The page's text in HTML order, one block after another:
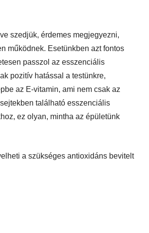
szedjük, érdemes megjegyezni,
működnek. Esetünkben azt fontos
passzol az esszenciális
pozitív hatással a testünkre,
az E-vitamin, ami nem csak az
található esszenciális
ez olyan, mintha az épületünk
a szükséges antioxidáns bevitelt